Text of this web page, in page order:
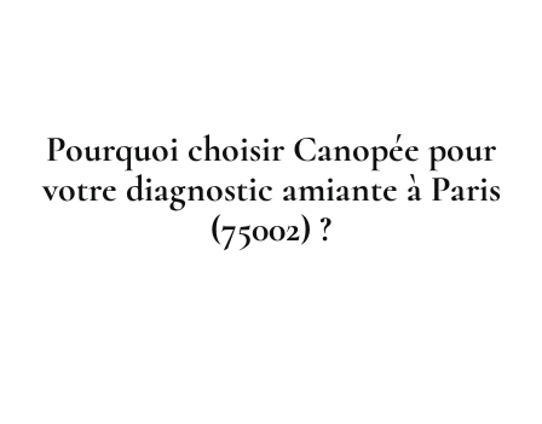
Pourquoi choisir Canopée pour
votre diagnostic amiante à Paris
(75002) ?